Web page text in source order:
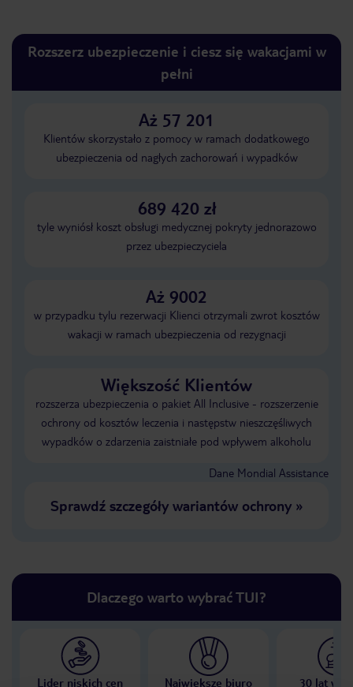
Rozszerz ubezpieczenie i ciesz się wakacjami w
pełni
Aż 57 201
Klientów skorzystało z pomocy w ramach dodatkowego
ubezpieczenia od nagłych zachorowań i wypadków
689 420 zł
tyle wyniósł koszt obsługi medycznej pokryty jednorazowo
przez ubezpieczyciela
Aż 9002
w przypadku tylu rezerwacji Klienci otrzymali zwrot kosztów
wakacji w ramach ubezpieczenia od rezygnacji
Większość Klientów
rozszerza ubezpieczenia o pakiet All Inclusive - rozszerzenie
ochrony od kosztów leczenia i następstw nieszczęśliwych
wypadków o zdarzenia zaistniałe pod wpływem alkoholu
Dane Mondial Assistance
Sprawdź szczegóły wariantów ochrony»
Dlaczego warto wybrać TUI?
Lider niskich cen Największe biuro 30 lat w